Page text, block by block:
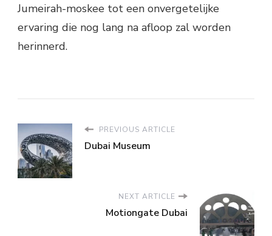
Jumeirah-moskee tot een onvergetelijke
ervaring die nog lang na afloop zal worden
herinnerd.
PREVIOUS ARTICLE
Dubai Museum
NEXT ARTICLE
Motiongate Dubai